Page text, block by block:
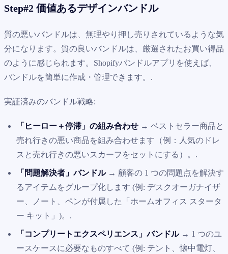
Step#2 価値あるデザインバンドル
質の悪いバンドルは、無理やり押し売りされているような気
分になります。質の良いバンドルは、厳選されたお買い得品
のように感じられます。Shopifyバンドルアプリを使えば、
バンドルを簡単に作成・管理できます。.
実証済みのバンドル戦略:
「ヒーロー＋停滞」の組み合わせ → ベストセラー商品と
売れ行きの悪い商品を組み合わせます（例：人気のドレ
スと売れ行きの悪いスカーフをセットにする）。.
「問題解決者」バンドル→ 顧客の 1 つの問題点を解決す
るアイテムをグループ化します (例: デスクオーガナイザ
ー、ノート、ペンが付属した「ホームオフィス スタータ
ー キット」)。.
「コンプリートエクスペリエンス」バンドル→ 1 つのユ
ースケースに必要なものすべて (例: テント、懐中電灯、